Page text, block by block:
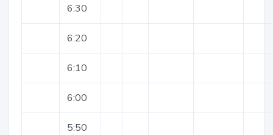
6:30
6:20
6:10
6:00
5:50